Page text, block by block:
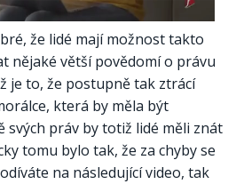
že lidé mají možnost takto
nějaké větší povědomí o právu
je to, že postupně tak ztrácí
která by měla být
svých práv by totiž lidé měli znát
tomu bylo tak, že za chyby se
na následující video, tak